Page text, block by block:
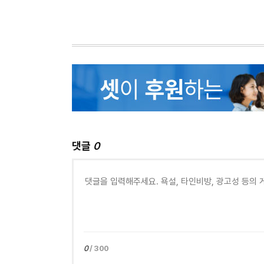
댓글 0
0/ 300